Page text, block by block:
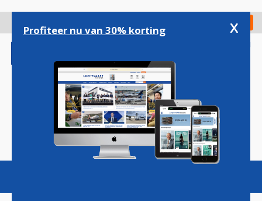
gaan
Check in
Magazine Podcasts Vacatures
Profiteer nu van 30% korting x